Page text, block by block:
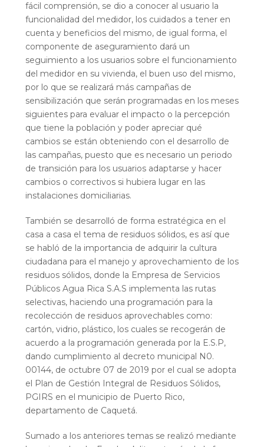
fácil comprensión, se dio a conocer al usuario la
funcionalidad del medidor, los cuidados a tener en
cuenta y beneficios del mismo, de igual forma, el
componente de aseguramiento dará un
seguimiento a los usuarios sobre el funcionamiento
del medidor en su vivienda, el buen uso del mismo,
por lo que se realizará más campañas de
sensibilización que serán programadas en los meses
siguientes para evaluar el impacto o la percepción
que tiene la población y poder apreciar qué
cambios se están obteniendo con el desarrollo de
las campañas, puesto que es necesario un periodo
de transición para los usuarios adaptarse y hacer
cambios o correctivos si hubiera lugar en las
instalaciones domiciliarias.
También se desarrolló de forma estratégica en el
casa a casa el tema de residuos sólidos, es así que
se habló de la importancia de adquirir la cultura
ciudadana para el manejo y aprovechamiento de los
residuos sólidos, donde la Empresa de Servicios
Públicos Agua Rica S.A.S implementa las rutas
selectivas, haciendo una programación para la
recolección de residuos aprovechables como:
cartón, vidrio, plástico, los cuales se recogerán de
acuerdo a la programación generada por la E.S.P,
dando cumplimiento al decreto municipal N0.
00144, de octubre 07 de 2019 por el cual se adopta
el Plan de Gestión Integral de Residuos Sólidos,
PGIRS en el municipio de Puerto Rico,
departamento de Caquetá.
Sumado a los anteriores temas se realizó mediante